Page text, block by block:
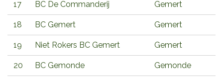
17 BC De Commanderij Gemert
18 BC Gemert Gemert
19 Niet Rokers BC Gemert Gemert
20 BC Gemonde Gemonde